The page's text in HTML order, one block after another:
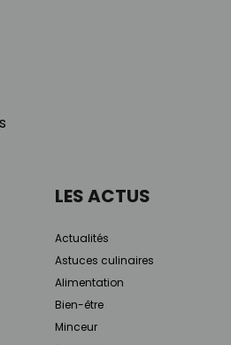
LES ACTUS
Actualités
Astuces culinaires
Alimentation
Bien-être
Minceur